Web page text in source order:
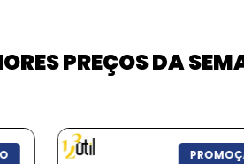
PREÇOS DA